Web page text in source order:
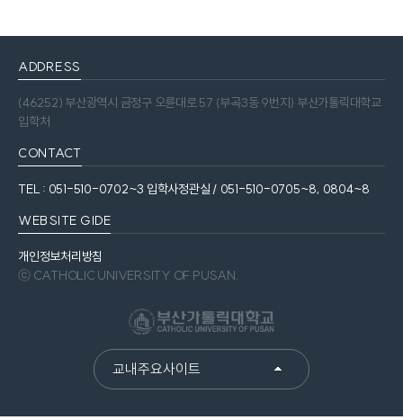
ADDRESS
(46252) 부산광역시 금정구 오륜대로 57 (부곡3동 9번지) 부산가톨릭대학교
입학처
CONTACT
TEL : 051-510-0702~3 입학사정관실 / 051-510-0705~8, 0804~8
WEBSITE GIDE
개인정보처리방침
ⓒ CATHOLIC UNIVERSITY OF PUSAN.
교내주요사이트